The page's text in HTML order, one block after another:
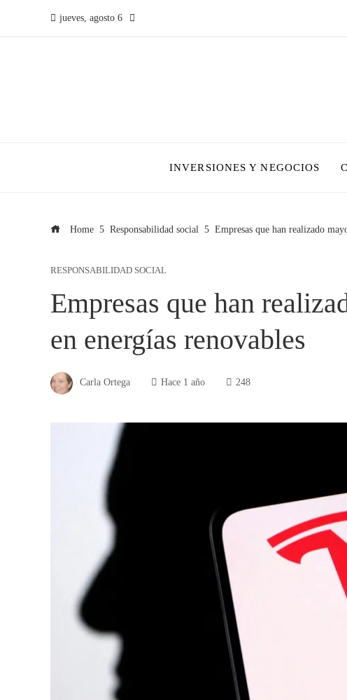
jueves, agosto 6
INVERSIONES Y NEGOCIOS
Home Responsabilidad social Empresas que han realizado
RESPONSABILIDAD SOCIAL
Empresas que han
en energías renovables
Carla Ortega Hace 1 año 248